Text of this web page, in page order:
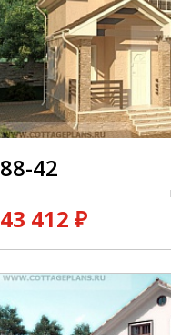
88-42
43 412 ₽